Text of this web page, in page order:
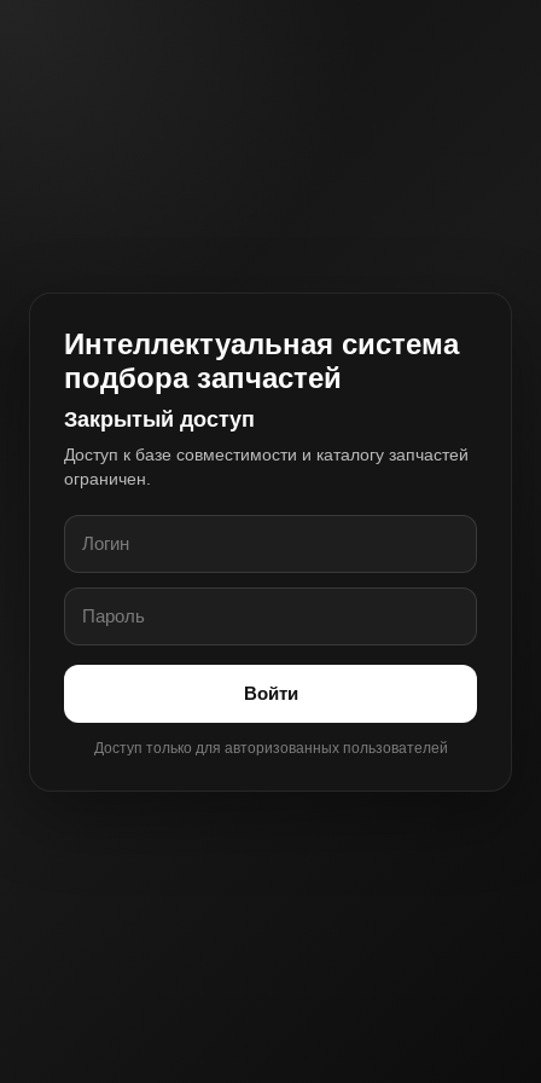
Интеллектуальная система
подбора запчастей
Закрытый доступ
Доступ к базе совместимости и каталогу запчастей
ограничен.
Войти
Доступ только для авторизованных пользователей